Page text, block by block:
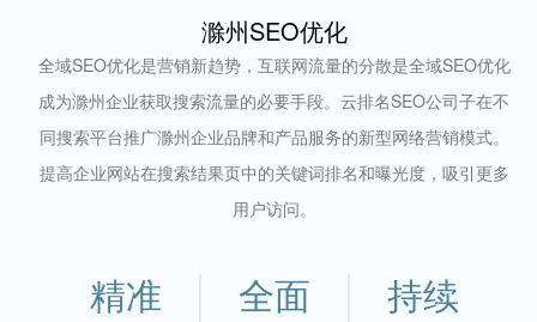
滁州SEO优化
全域SEO优化是营销新趋势，互联网流量的分散是全域SEO优化
成为滁州企业获取搜索流量的必要手段。云排名SEO公司子在不
同搜索平台推广滁州企业品牌和产品服务的新型网络营销模式。
提高企业网站在搜索结果页中的关键词排名和曝光度，吸引更多
用户访问。
精准 全面 持续